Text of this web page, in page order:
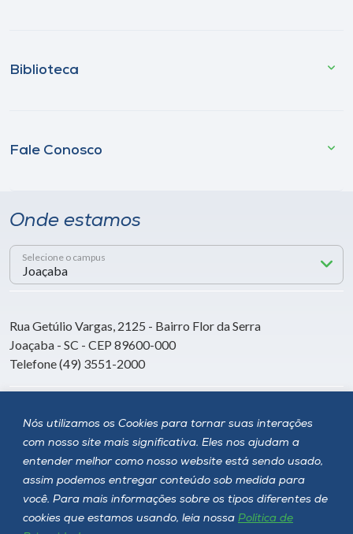
Nós utilizamos os Cookies para tornar suas interações
com nosso site mais significativa. Eles nos ajudam a
entender melhor como nosso website está sendo usado,
assim podemos entregar conteúdo sob medida para
você. Para mais informações sobre os tipos diferentes de
cookies que estamos usando, leia nossa Política de
Biblioteca
Fale Conosco
Onde estamos
Selecione o campus
Rua Getúlio Vargas, 2125 - Bairro Flor da Serra
Joaçaba - SC - CEP 89600-000
Telefone (49) 3551-2000
Siga a Unoesc